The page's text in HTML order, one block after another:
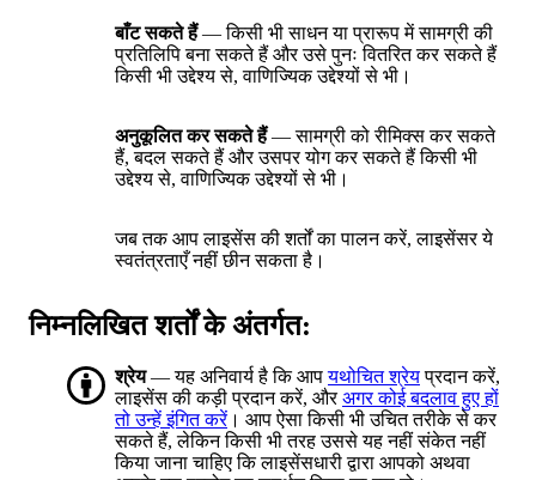
बाँट सकते हैं— किसी भी साधन या प्रारूप में सामग्री की
प्रतिलिपि बना सकते हैं और उसे पुनः वितरित कर सकते हैं
किसी भी उद्देश्य से, वाणिज्यिक उद्देश्यों से भी।
अनुकूलित कर सकते हैं— सामग्री को रीमिक्स कर सकते
हैं, बदल सकते हैं और उसपर योग कर सकते हैं किसी भी
उद्देश्य से, वाणिज्यिक उद्देश्यों से भी।
जब तक आप लाइसेंस की शर्तों का पालन करें, लाइसेंसर ये
स्वतंत्रताएँ नहीं छीन सकता है।
निम्नलिखित शर्तों के अंतर्गत:
श्रेय— यह अनिवार्य है कि आपयथोचित श्रेयप्रदान करें,
लाइसेंस की कड़ी प्रदान करें, औरअगर कोई बदलाव हुए हों
तो उन्हें इंगित करें। आप ऐसा किसी भी उचित तरीके से कर
सकते हैं, लेकिन किसी भी तरह उससे यह नहीं संकेत नहीं
किया जाना चाहिए कि लाइसेंसधारी द्वारा आपको अथवा